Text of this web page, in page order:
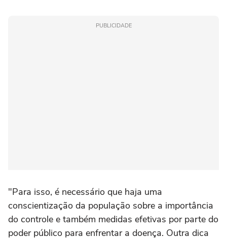
PUBLICIDADE
"Para isso, é necessário que haja uma
conscientização da população sobre a importância
do controle e também medidas efetivas por parte do
poder público para enfrentar a doença. Outra dica